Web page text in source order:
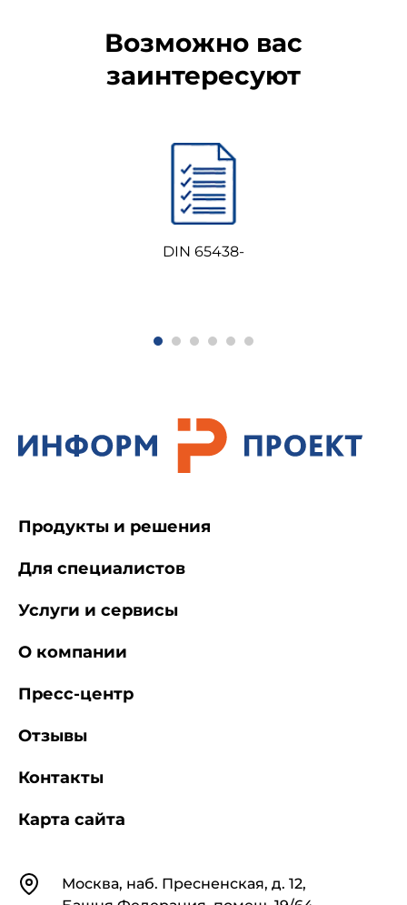
Возможно вас
заинтересуют
DIN 65438-
КонтактыМосква, наб. Пресненская, д. 12,
Продукты и решения
Для специалистов
Услуги и сервисы
О компании
Пресс-центр
Отзывы
Контакты
Карта сайта